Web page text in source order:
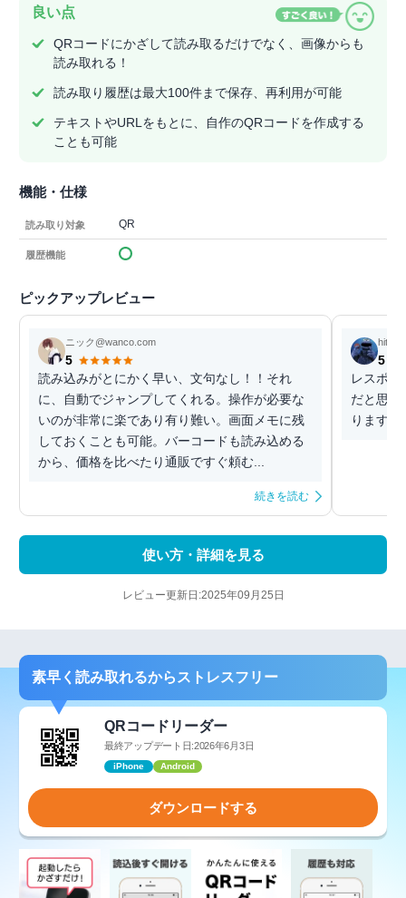
良い点
QRコードにかざして読み取るだけでなく、画像からも
読み取れる！
読み取り履歴は最大100件まで保存、再利用が可能
テキストやURLをもとに、自作のQRコードを作成する
ことも可能
機能・仕様
読み取り対象 QR
履歴機能
ピックアップレビュー
ニック@wanco.com
5
読み込みがとにかく早い、文句なし！！それ
に、自動でジャンプしてくれる。操作が必要な
いのが非常に楽であり有り難い。画面メモに残
しておくことも可能。バーコードも読み込める
から、価格を比べたり通販ですぐ頼む...
続きを読む
hitto
5
レスポ
だと思い
ります
使い方・詳細を見る
レビュー更新日:2025年09月25日
素早く読み取れるからストレスフリー
QRコードリーダー
最終アップデート日:2026年6月3日
iPhone Android
ダウンロードする